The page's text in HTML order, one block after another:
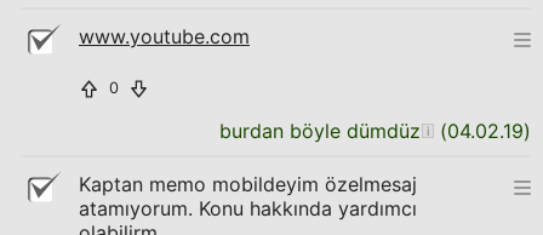
www.youtube.com
0
burdan böyle dümdüz (04.02.19)
Kaptan memo mobildeyim özelmesaj
atamıyorum. Konu hakkında yardımcı